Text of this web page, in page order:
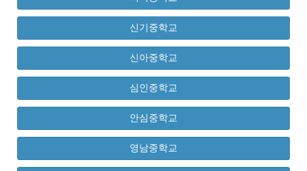
신기중학교
신아중학교
심인중학교
안심중학교
영남중학교